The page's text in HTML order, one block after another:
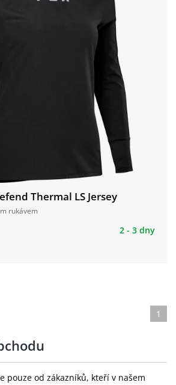
Thermal LS Jersey
rukávem
2 - 3 dny
1
pouze od zákazníků, kteří v našem